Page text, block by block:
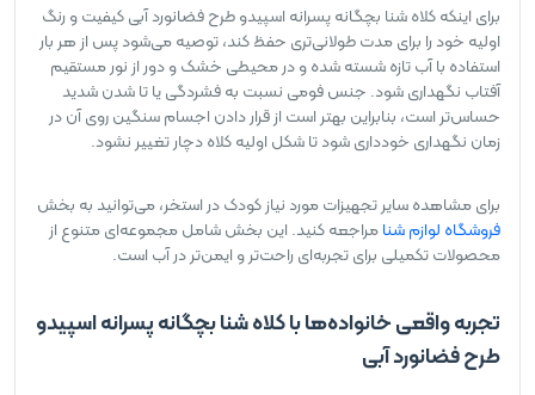
برای اینکه کلاه شنا بچگانه پسرانه اسپیدو طرح فضانورد آبی کیفیت و رنگ
اولیه خود را برای مدت طولانی‌تری حفظ کند، توصیه می‌شود پس از هر بار
استفاده با آب تازه شسته شده و در محیطی خشک و دور از نور مستقیم
آفتاب نگهداری شود. جنس فومی نسبت به فشردگی یا تا شدن شدید
حساس‌تر است، بنابراین بهتر است از قرار دادن اجسام سنگین روی آن در
زمان نگهداری خودداری شود تا شکل اولیه کلاه دچار تغییر نشود.
برای مشاهده سایر تجهیزات مورد نیاز کودک در استخر، می‌توانید به بخش
فروشگاه لوازم شنامراجعه کنید. این بخش شامل مجموعه‌ای متنوع از
محصولات تکمیلی برای تجربه‌ای راحت‌تر و ایمن‌تر در آب است.
تجربه واقعی خانواده‌ها با کلاه شنا بچگانه پسرانه اسپیدو
طرح فضانورد آبی